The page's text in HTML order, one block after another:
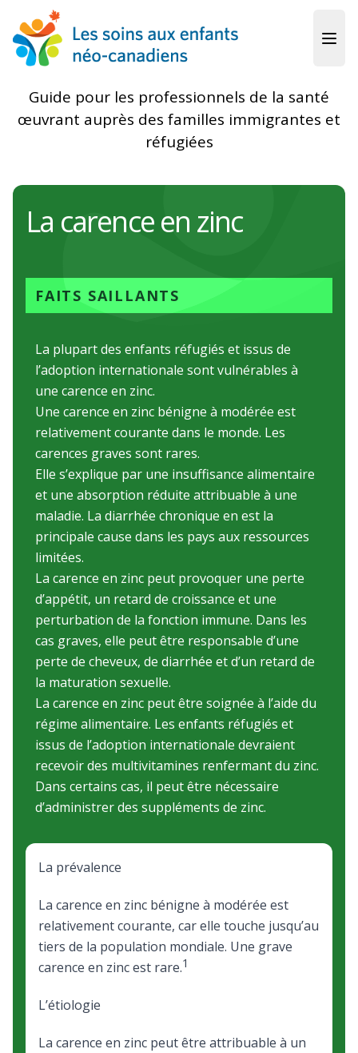
Guide pour les professionnels de la santé
œuvrant auprès des familles immigrantes et
réfugiées
La carence en zinc
FAITS SAILLANTS
La plupart des enfants réfugiés et issus de
l’adoption internationale sont vulnérables à
une carence en zinc.
Une carence en zinc bénigne à modérée est
relativement courante dans le monde. Les
carences graves sont rares.
Elle s’explique par une insuffisance alimentaire
et une absorption réduite attribuable à une
maladie. La diarrhée chronique en est la
principale cause dans les pays aux ressources
limitées.
La carence en zinc peut provoquer une perte
d’appétit, un retard de croissance et une
perturbation de la fonction immune. Dans les
cas graves, elle peut être responsable d’une
perte de cheveux, de diarrhée et d’un retard de
la maturation sexuelle.
La carence en zinc peut être soignée à l’aide du
régime alimentaire. Les enfants réfugiés et
issus de l’adoption internationale devraient
recevoir des multivitamines renfermant du zinc.
Dans certains cas, il peut être nécessaire
d’administrer des suppléments de zinc.
La prévalence
La carence en zinc bénigne à modérée est
relativement courante, car elle touche jusqu’au
tiers de la population mondiale. Une grave
carence en zinc est rare.1
L’étiologie
La carence en zinc peut être attribuable à un